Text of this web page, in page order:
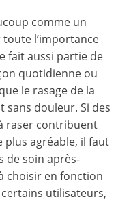
comme un
l’importance
fait aussi partie de
quotidienne ou
le rasage de la
douleur. Si des
raser contribuent
plus agréable, il faut
de soin après-
choisir en fonction
utilisateurs,